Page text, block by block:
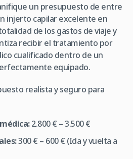
un presupuesto de entre
injerto capilar excelente en
de los gastos de viaje y
recibir el tratamiento por
cualificado dentro de un
equipado.
realista y seguro para
2.800 € – 3.500 €
300 € – 600 € (Ida y vuelta a